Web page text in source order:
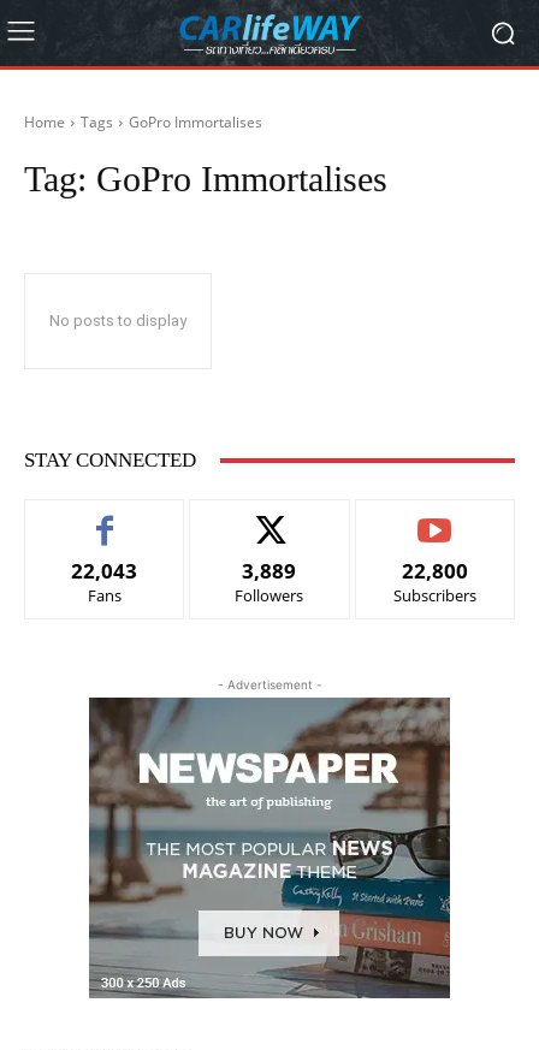
Home Tags GoPro Immortalises
Tag: GoPro Immortalises
No posts to display
STAY CONNECTED
22,043
Fans
3,889
Followers
22,800
Subscribers
- Advertisement -